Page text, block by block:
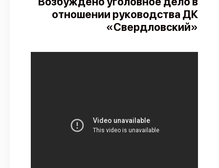
Новости
Карта событий
О проекте
отношении руководства ДК
«Свердловский»